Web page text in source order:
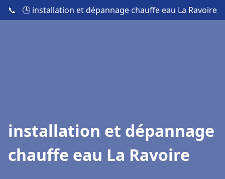
📞 🕒 installation et dépannage chauffe eau La Ravoire
installation et dépannage
chauffe eau La Ravoire